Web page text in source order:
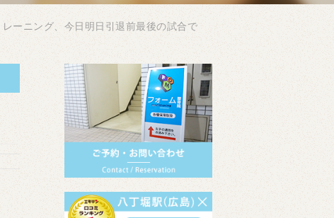
ーニング、今日明日引退前最後の試合で